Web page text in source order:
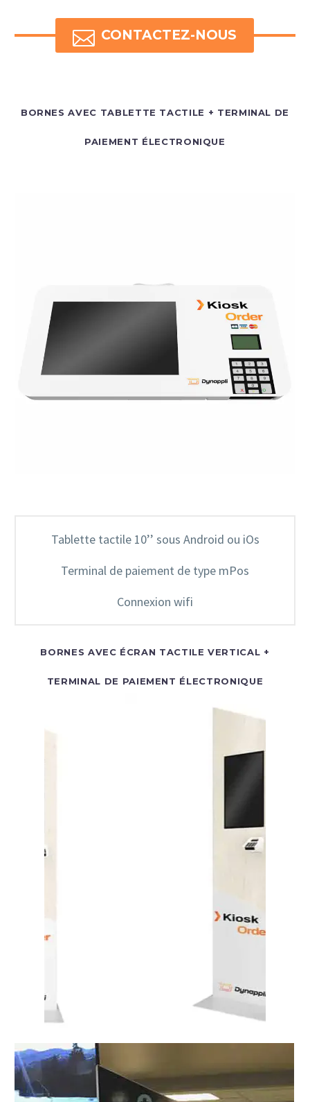
 CONTACTEZ-NOUS
BORNES AVEC TABLETTE TACTILE + TERMINAL DE
PAIEMENT ÉLECTRONIQUE
Tablette tactile 10’’ sous Android ou iOs
Terminal de paiement de type mPos
Connexion wifi
BORNES AVEC ÉCRAN TACTILE VERTICAL +
TERMINAL DE PAIEMENT ÉLECTRONIQUE